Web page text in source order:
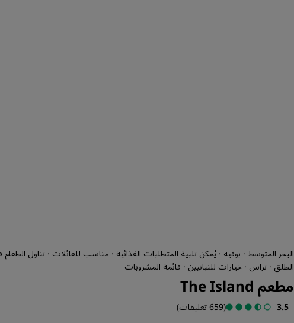
البحر المتوسط · بوفيه · يُمكن تلبية المتطلبات الغذائية · مناسب للعائلات · تناول الطعام
الطلق · تراس · خيارات للنباتيين · قائمة المشروبات
مطعم The Island
3.5
(659 تعليقات)